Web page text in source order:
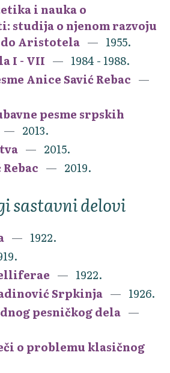
i nauka o
studija o njenom razvoju
do Aristotela
1955.
I - VII
1984 - 1988.
Anice Savić Rebac
pesme srpskih
2013.
2015.
2019.
sastavni delovi
1922.
1922.
Srpkinja
1926.
pesničkog dela
o problemu klasičnog